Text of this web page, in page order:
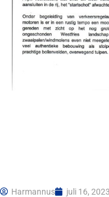
Harmannus juli 16, 2023